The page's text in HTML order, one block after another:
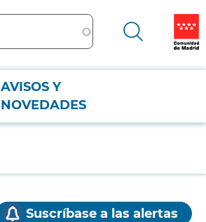
AVISOS Y
NOVEDADES
Suscríbase a las alertas